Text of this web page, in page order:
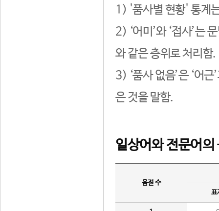
1) '품사별 현황' 통계
2) ‘어미’와 ‘접사’는
와 같은 층위로 처리함.
3) ‘품사 없음’은 ‘어
은 것을 말함.
일상어와 전문어의
음절 수
표